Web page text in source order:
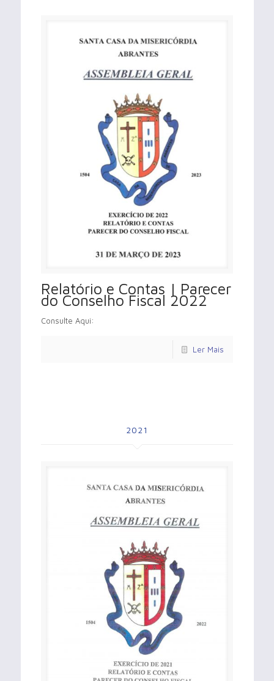
Relatório e Contas | Parecer
do Conselho Fiscal 2022
Consulte Aqui:
Ler Mais
2021